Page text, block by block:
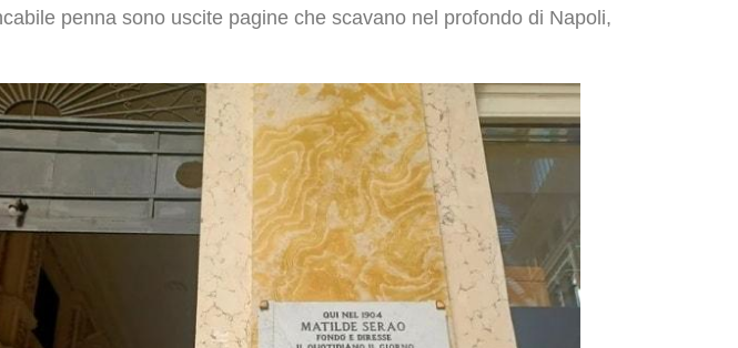
penna sono uscite pagine che scavano nel profondo di Napoli,